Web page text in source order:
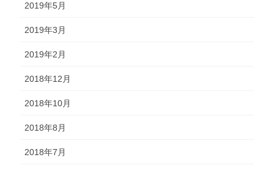
2019年5月
2019年3月
2019年2月
2018年12月
2018年10月
2018年8月
2018年7月